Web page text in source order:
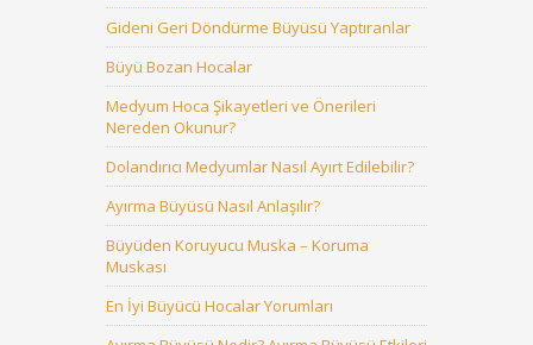
Gideni Geri Döndürme Büyüsü Yaptıranlar
Büyü Bozan Hocalar
Medyum Hoca Şikayetleri ve Önerileri
Nereden Okunur?
Dolandırıcı Medyumlar Nasıl Ayırt Edilebilir?
Ayırma Büyüsü Nasıl Anlaşılır?
Büyüden Koruyucu Muska – Koruma
Muskası
En İyi Büyücü Hocalar Yorumları